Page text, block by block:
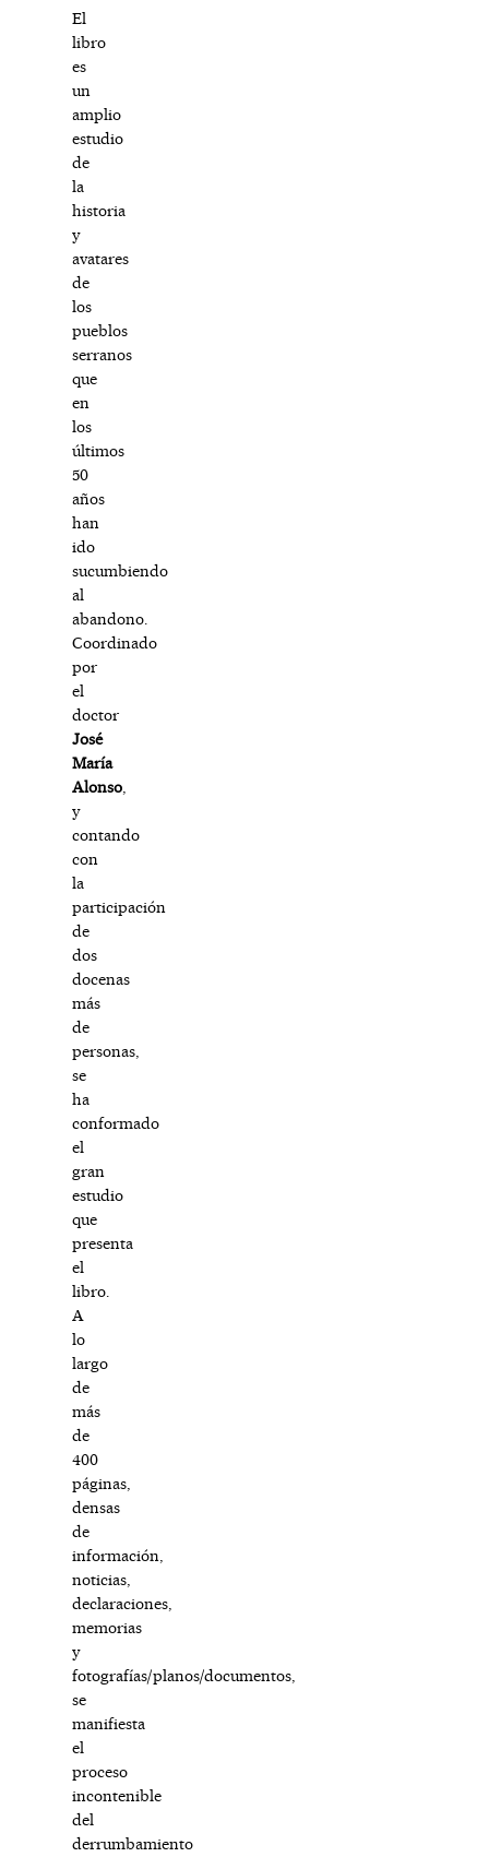
El
libro
es
un
amplio
estudio
de
la
historia
y
avatares
de
los
pueblos
serranos
que
en
los
últimos
50
años
han
ido
sucumbiendo
al
abandono.
Coordinado
por
el
doctor
José
María
Alonso,
y
contando
con
la
participación
de
dos
docenas
más
de
personas,
se
ha
conformado
el
gran
estudio
que
presenta
el
libro.
A
lo
largo
de
más
de
400
páginas,
densas
de
información,
noticias,
declaraciones,
memorias
y
fotografías/planos/documentos,
se
manifiesta
el
proceso
incontenible
del
derrumbamiento